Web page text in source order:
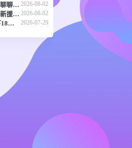
德科现身集训地，要和弗里克聊聊转会那些事 2026-08-02
半场速递：哈弗茨单刀破门，新援措利斯变线建功，阿森纳2-0领先赫罗纳 2026-08-02
尤文截胡切尔西？4000万拿下18岁波黑妖星，勒沃库森放人 2026-07-29